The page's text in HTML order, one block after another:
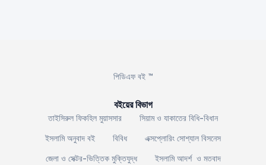
পিডিএফ বই ™
বইয়ের বিভাগ
তাইসিরুল ফিকহিল মুয়াসসার
সিয়াম ও যাকাতের বিধি-বিধান
ইসলামি অনুবাদ বই
বিবিধ
এক্সপ্লোরিং সোশ্যাল বিসনেস
জেলা ও সেক্টর-ভিত্তিক মুক্তিযুদ্ধ
ইসলামি আদর্শ ও মতবাদ